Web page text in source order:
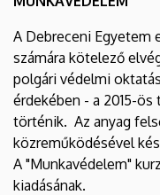
A Debreceni Egyetem
számára kötelező
polgári védelmi
érdekében - a 2015-
történik. Az anyag
közreműködésével
A "Munkavédelem"
kiadásának.